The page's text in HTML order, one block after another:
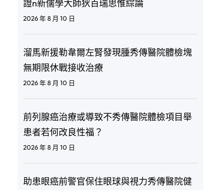
證n新儒學大師狄百瑞思惟綜論
2026 年 8 月 10 日
溜馬新援勒韋爾左腎發現腫秀傳醫院體檢塊
無期限休戰接收治療
2026 年 8 月 10 日
前列腺癌治療或導致不秀傳醫院體檢項目舉
患者若何改良性福？
2026 年 8 月 10 日
助患眼癌前警官保住眼球與視力秀傳醫院健